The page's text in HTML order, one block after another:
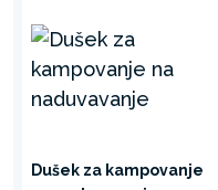
Dušek za kampovanje